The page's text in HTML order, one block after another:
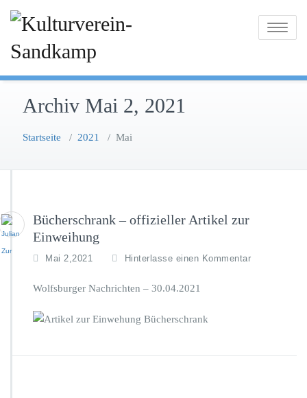
Toggle
Archiv Mai 2, 2021
Startseite / 2021 / Mai
Bücherschrank – offizieller Artikel zur
Einweihung
Mai 2,2021 Hinterlasse einen Kommentar
Wolfsburger Nachrichten – 30.04.2021